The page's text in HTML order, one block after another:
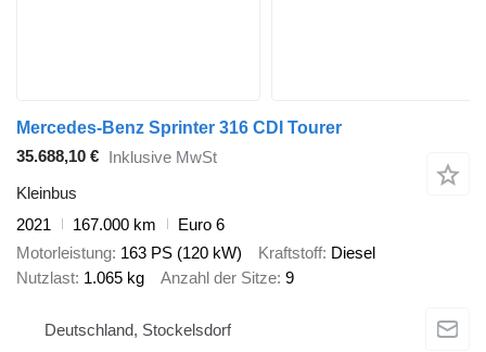
Mercedes-Benz Sprinter 316 CDI Tourer
35.688,10 € Inklusive MwSt
Kleinbus
2021
167.000 km
Euro 6
Motorleistung 163 PS (120 kW) Kraftstoff Diesel
Nutzlast 1.065 kg Anzahl der Sitze 9
Deutschland, Stockelsdorf